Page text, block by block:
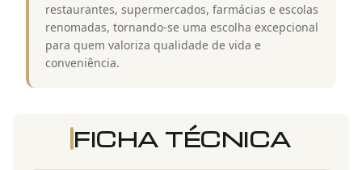
restaurantes, supermercados, farmácias e escolas
renomadas, tornando-se uma escolha excepcional
para quem valoriza qualidade de vida e
conveniência.
FICHA TÉCNICA